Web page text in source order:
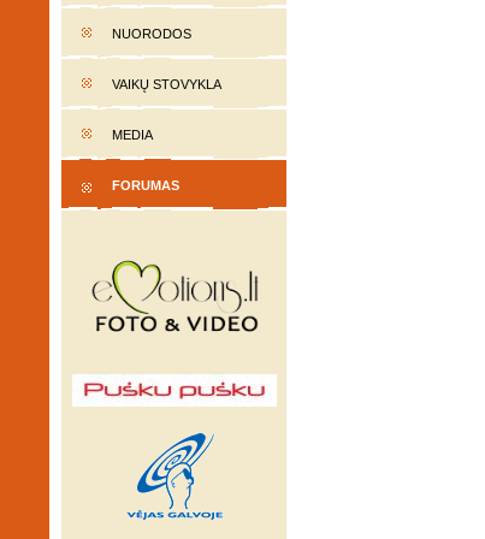
NUORODOS
VAIKŲ STOVYKLA
MEDIA
FORUMAS